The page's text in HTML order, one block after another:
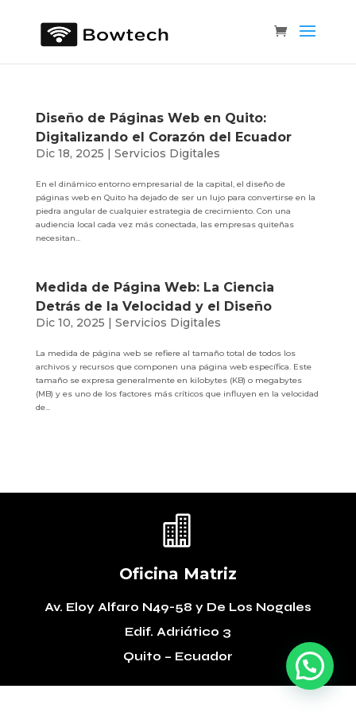
Diseño de Páginas Web en Quito:
Digitalizando el Corazón del Ecuador
Dic 18, 2025 | Servicios Digitales
En el dinámico entorno empresarial de la capital, el diseño de
páginas web en Quito ha dejado de ser un lujo para convertirse en la
piedra angular de cualquier estrategia de crecimiento. Con una
audiencia local cada vez más conectada, las empresas quiteñas
necesitan...
Medida de Página Web: La Ciencia
Detrás de la Velocidad y el Diseño
Dic 10, 2025 | Servicios Digitales
La medida de página web se refiere al tamaño total de todos los
archivos y recursos que componen una página web específica. Este
tamaño se expresa generalmente en kilobytes (KB) o megabytes
(MB) y es uno de los factores más críticos que influyen en la velocidad
de...

Oficina Matriz
Av. Eloy Alfaro N49-58 y De Los Nogales
Edif. Adriático 3
Quito – Ecuador